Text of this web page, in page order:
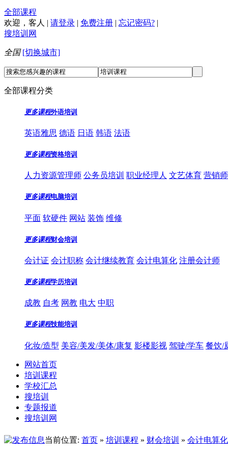
全部课程
欢迎， 客人 | 请登录 | 免费注册 | 忘记密码? |
搜培训网
全国 [切换城市]
全部课程分类
更多课程外语培训
英语雅思 德语 日语 韩语 法语
更多课程资格培训
人力资源管理师 公务员培训 职业经理人 文艺体育 营销
更多课程电脑培训
平面 软硬件 网站 装饰 维修
更多课程财会培训
会计证 会计职称 会计继续教育 会计电算化 注册会计师
更多课程学历培训
成教 自考 网教 电大 中职
更多课程技能培训
化妆/造型 美容/美发/美体/康复 影楼影视 驾驶/学车 餐饮/
网站首页
培训课程
学校汇总
搜培训
专题报道
搜培训网
当前位置: 首页 » 培训课程 » 财会培训 » 会计电算化